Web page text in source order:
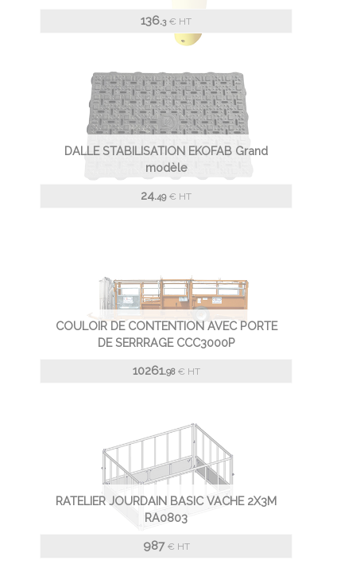
136.3 € HT
DALLE STABILISATION EKOFAB Grand
modèle
24.49 € HT
COULOIR DE CONTENTION AVEC PORTE
DE SERRRAGE CCC3000P
10261.98 € HT
RATELIER JOURDAIN BASIC VACHE 2X3M
RA0803
987 € HT